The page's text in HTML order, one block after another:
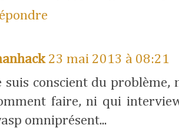
23 mai 2013 à 08:21
suis conscient du
faire, ni qui
omniprésent...